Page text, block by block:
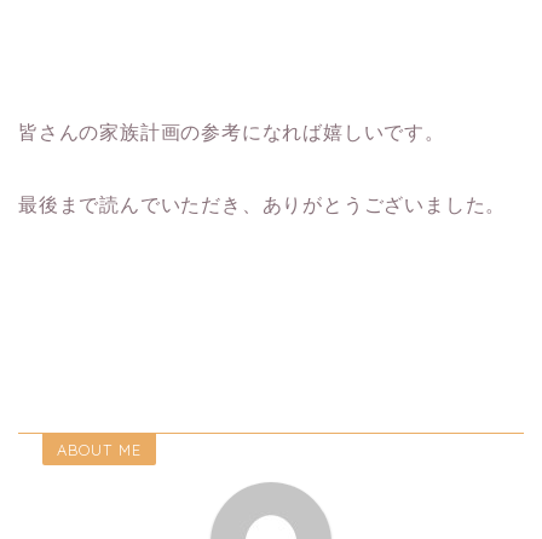
皆さんの家族計画の参考になれば嬉しいです。
最後まで読んでいただき、ありがとうございました。
ABOUT ME